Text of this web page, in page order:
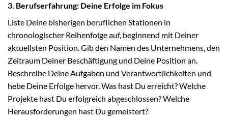
3. Berufserfahrung: Deine Erfolge im Fokus
Liste Deine bisherigen beruflichen Stationen in
chronologischer Reihenfolge auf, beginnend mit Deiner
aktuellsten Position. Gib den Namen des Unternehmens, den
Zeitraum Deiner Beschäftigung und Deine Position an.
Beschreibe Deine Aufgaben und Verantwortlichkeiten und
hebe Deine Erfolge hervor. Was hast Du erreicht? Welche
Projekte hast Du erfolgreich abgeschlossen? Welche
Herausforderungen hast Du gemeistert?